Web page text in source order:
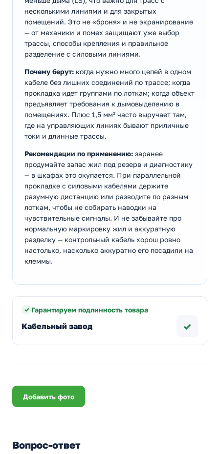
несколькими линиями и для закрытых
помещений. Это не «броня» и не экранирование
— от механики и помех защищают уже выбор
трассы, способы крепления и правильное
разделение с силовыми линиями.
Почему берут: когда нужно много цепей в одном
кабеле без лишних соединений по трассе; когда
прокладка идет группами по лоткам; когда объект
предъявляет требования к дымовыделению в
помещениях. Плюс 1,5 мм² часто выручает там,
где на управляющих линиях бывают приличные
токи и длинные трассы.
Рекомендации по применению: заранее
продумайте запас жил под резерв и диагностику
— в шкафах это окупается. При параллельной
прокладке с силовыми кабелями держите
разумную дистанцию или разводите по разным
лоткам, чтобы не собирать наводки на
чувствительные сигналы. И не забывайте про
нормальную маркировку жил и аккуратную
разделку — контрольный кабель хорош ровно
настолько, насколько аккуратно его посадили на
клеммы.
Гарантируем подлинность товара
Кабельный завод ✓
Добавить фото
Вопрос-ответ